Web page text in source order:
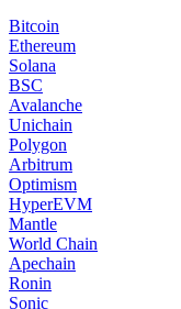
Bitcoin
Ethereum
Solana
BSC
Avalanche
Unichain
Polygon
Arbitrum
Optimism
HyperEVM
Mantle
World Chain
Apechain
Ronin
Sonic